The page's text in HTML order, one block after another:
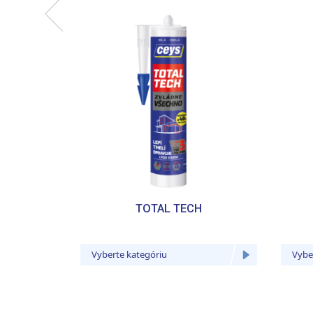
TOTAL TECH
Vyberte kategóriu